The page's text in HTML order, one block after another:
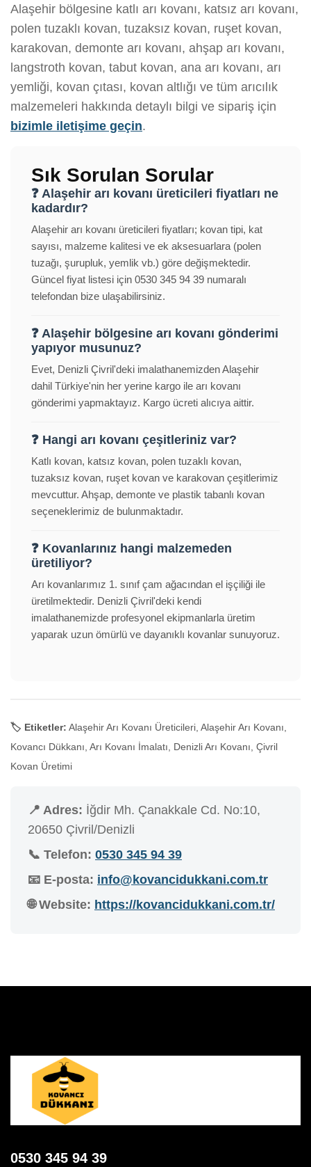
Alaşehir bölgesine katlı arı kovanı, katsız arı kovanı,
polen tuzaklı kovan, tuzaksız kovan, ruşet kovan,
karakovan, demonte arı kovanı, ahşap arı kovanı,
langstroth kovan, tabut kovan, ana arı kovanı, arı
yemliği, kovan çıtası, kovan altlığı ve tüm arıcılık
malzemeleri hakkında detaylı bilgi ve sipariş için
bizimle iletişime geçin.
Sık Sorulan Sorular
❓ Alaşehir arı kovanı üreticileri fiyatları ne
kadardır?
Alaşehir arı kovanı üreticileri fiyatları; kovan tipi, kat
sayısı, malzeme kalitesi ve ek aksesuarlara (polen
tuzağı, şurupluk, yemlik vb.) göre değişmektedir.
Güncel fiyat listesi için 0530 345 94 39 numaralı
telefondan bize ulaşabilirsiniz.
❓ Alaşehir bölgesine arı kovanı gönderimi
yapıyor musunuz?
Evet, Denizli Çivril'deki imalathanemizden Alaşehir
dahil Türkiye'nin her yerine kargo ile arı kovanı
gönderimi yapmaktayız. Kargo ücreti alıcıya aittir.
❓ Hangi arı kovanı çeşitleriniz var?
Katlı kovan, katsız kovan, polen tuzaklı kovan,
tuzaksız kovan, ruşet kovan ve karakovan çeşitlerimiz
mevcuttur. Ahşap, demonte ve plastik tabanlı kovan
seçeneklerimiz de bulunmaktadır.
❓ Kovanlarınız hangi malzemeden
üretiliyor?
Arı kovanlarımız 1. sınıf çam ağacından el işçiliği ile
üretilmektedir. Denizli Çivril'deki kendi
imalathanemizde profesyonel ekipmanlarla üretim
yaparak uzun ömürlü ve dayanıklı kovanlar sunuyoruz.
🏷️ Etiketler: Alaşehir Arı Kovanı Üreticileri, Alaşehir Arı Kovanı,
Kovancı Dükkanı, Arı Kovanı İmalatı, Denizli Arı Kovanı, Çivril
Kovan Üretimi
📍 Adres: İğdir Mh. Çanakkale Cd. No:10,
20650 Çivril/Denizli
📞 Telefon: 0530 345 94 39
📧 E-posta: info@kovancidukkani.com.tr
🌐 Website: https://kovancidukkani.com.tr/
0530 345 94 39